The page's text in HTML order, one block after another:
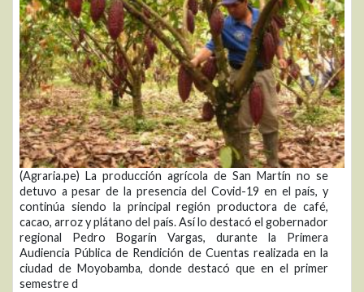
(Agraria.pe) La producción agrícola de San Martín no se
detuvo a pesar de la presencia del Covid-19 en el país, y
continúa siendo la principal región productora de café,
cacao, arroz y plátano del país. Así lo destacó el gobernador
regional Pedro Bogarín Vargas, durante la Primera
Audiencia Pública de Rendición de Cuentas realizada en la
ciudad de Moyobamba, donde destacó que en el primer
semestre d